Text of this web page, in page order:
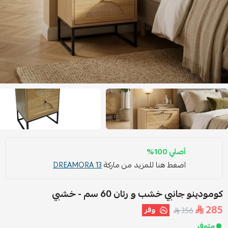
أصلي 100%
اضغط هنا للمزيد من ماركةDREAMORA 13
كومودينو جانبي خشب و رتان 60 سم - خشبي
285
356 وفر